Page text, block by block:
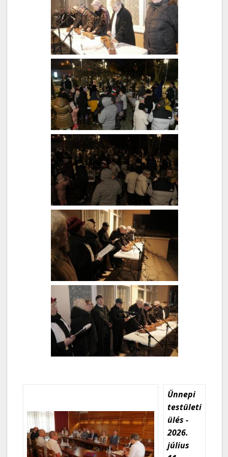
Ünnepi
testületi
ülés -
2026.
július